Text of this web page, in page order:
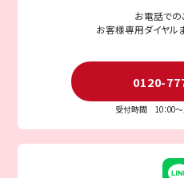
お電話での
お客様専用ダイヤル
0120-
受付時間 10：00